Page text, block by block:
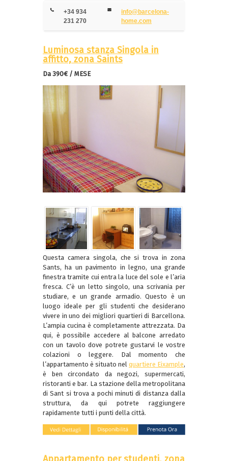
+34 934
231 270
info@barcelona-
home.com
Luminosa stanza Singola in
affitto, zona Saints
Da 390€ / MESE
Questa camera singola, che si trova in zona
Sants, ha un pavimento in legno, una grande
finestra tramite cui entra la luce del sole e l’aria
fresca. C’è un letto singolo, una scrivania per
studiare, e un grande armadio. Questo è un
luogo ideale per gli studenti che desiderano
vivere in uno dei migliori quartieri di Barcellona.
L’ampia cucina è completamente attrezzata. Da
qui, è possibile accedere al balcone arredato
con un tavolo dove potrete gustarvi le vostre
colazioni o leggere. Dal momento che
l’appartamento è situato nel quartiere Eixample,
è ben circondato da negozi, supermercati,
ristoranti e bar. La stazione della metropolitana
di Sant si trova a pochi minuti di distanza dalla
struttura, da qui potrete raggiungere
rapidamente tutti i punti della città.